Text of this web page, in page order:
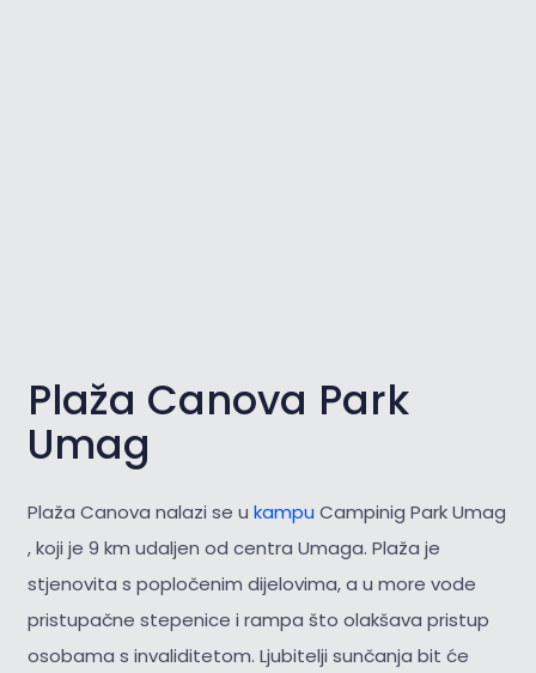
Plaža Canova Park
Umag
Plaža Canova nalazi se u kampu Campinig Park Umag
, koji je 9 km udaljen od centra Umaga. Plaža je
stjenovita s popločenim dijelovima, a u more vode
pristupačne stepenice i rampa što olakšava pristup
osobama s invaliditetom. Ljubitelji sunčanja bit će